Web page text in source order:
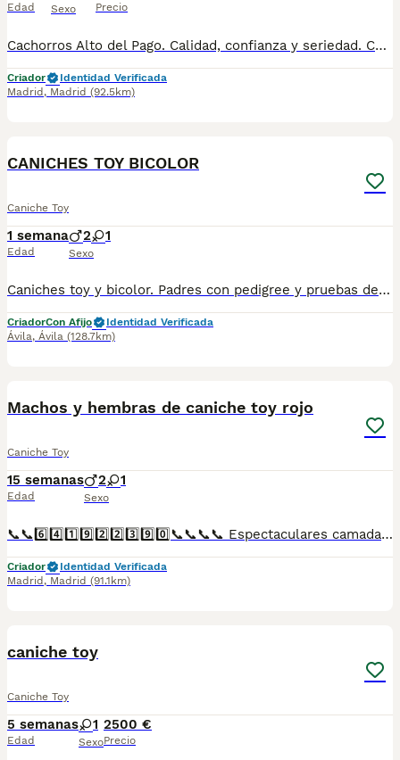
Edad Sexo Precio
Cachorros Alto del Pago. Calidad, confianza y seriedad. Contacto : 679 67 30 10 Web : altodelpago.es Instagram : @altodelpago
Criador
Identidad Verificada
Madrid , Madrid (92.5km)
CANICHES TOY BICOLOR
Caniche Toy
1 semana
Edad
2 1
Sexo
Caniches toy y bicolor. Padres con pedigree y pruebas de ADN. Perros probados con muy buen caracter y sociables. Cria familiar
CriadorCon Afijo
Identidad Verificada
Ávila, Ávila (128.7km)
Machos y hembras de caniche toy rojo
Caniche Toy
15 semanas
Edad
2 1
Sexo
📞📞6️⃣4️⃣1️⃣9️⃣2️⃣2️⃣3️⃣9️⃣0️⃣📞📞📞📞 Espectaculares camadas de perritos de machos y hembras de caniche toy pero corto y pelo largo nacionales descendientes de las mejores líneas de sangre. Disponibles tanto hembras como machos. Las camadas están bajo supervisión veterinaria desde su nacimiento hasta que son entregadas a su nueva familia. Criados por un equipo de profesionales y mejores personas que, con más de 20 años de experiencia , cuidan a los animales por vocación, aplicando una cría ética y responsable para que cada cachorro se desarrolle con la mejor salud y con un buen temperamento. Todos los cachorritos se entregan con unos dos meses y medio de edad y sus vacunas correspondientes, desparasitados interna y externamente, con certificado de salud, y garantía tanto por enfermedad vírica como congénito genética. Posibilidad de entregar en toda España mediante transporte propio preparado para animales y con chofer privado. Los precios pueden variar según las características y morfología de cada cachorro. Añádenos al whats app o llámanos, y encantados atenderemos todas tus dudas y consultas. Teléfono / Whats app: 641 92 23 90
Criador
Identidad Verificada
Madrid , Madrid (91.1km)
caniche toy
Caniche Toy
5 semanas
Edad
1
Sexo
2500 €
Precio